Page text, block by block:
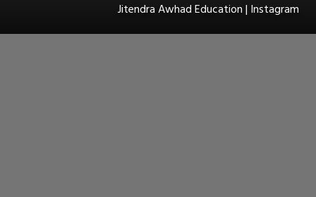
Jitendra Awhad Education | Instagram